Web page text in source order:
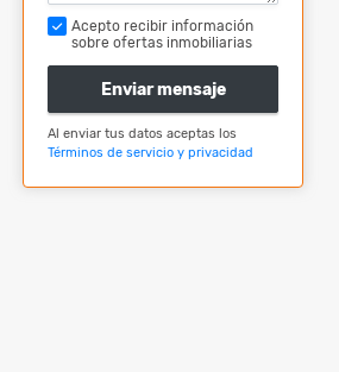
Acepto recibir información
sobre ofertas inmobiliarias
Enviar mensaje
Al enviar tus datos aceptas los
Términos de servicio y privacidad